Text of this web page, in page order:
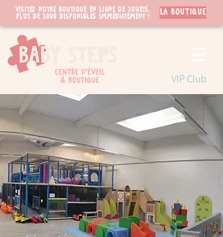
Visitez notre boutique en ligne de jouets.
PLUS de 3000 disponibles immédiatement !
LA BOUTIQUE
VIP Club